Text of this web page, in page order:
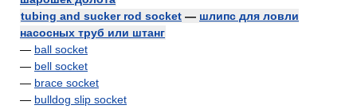
tubing and sucker rod socket — шлипс для ловли
насосных труб или штанг
— ball socket
— bell socket
— brace socket
— bulldog slip socket